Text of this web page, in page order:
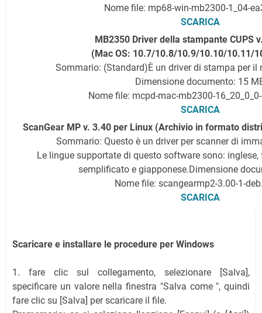
Nome file: mp68-win-mb2300-1_04-
SCARICA
MB2350 Driver della stampante CUPS
(Mac OS: 10.7/10.8/10.9/10.10/10.11/
Sommario: (Standard)È un driver di stampa per il
Dimensione documento: 15
Nome file: mcpd-mac-mb2300-
SCARICA
ScanGear MP v. 3.40 per Linux (Archivio in formato
Sommario: Questo è un driver per scanner di
Le lingue supportate di questo software sono: inglese,
semplificato e giapponese.Dimensione
Nome file: scangearmp2-3.00-1-
SCARICA
Scaricare e installare le procedure per Windows
1. fare clic sul collegamento, selezionare [Salva],
specificare un valore nella finestra "Salva come ", quindi
fare clic su [Salva] per scaricare il file.